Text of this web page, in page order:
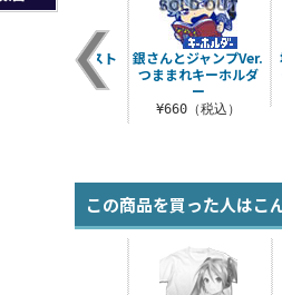
白夜叉 つままれスト
ラップ その2
¥660（税込）
銀さんとジャンプVer.
つままれキーホルダ
ー
¥660（税込）
この商品を買った人はこ